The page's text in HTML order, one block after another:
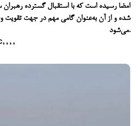
امضا رسیده است که با استقبال گسترده
شده و از آن به‌عنوان گامی مهم در جهت تقویت
می‌شود.
, , , ,